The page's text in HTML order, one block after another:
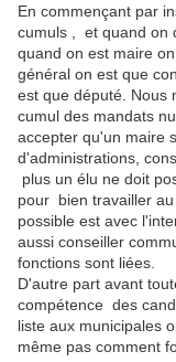
En commençant par
cumuls , et quand on
quand on est maire
général on est que
est que député. Nous
cumul des mandats
accepter qu'un maire
d'administrations,
plus un élu ne doit
pour bien travailler
possible est avec
aussi conseiller
fonctions sont liées.
D'autre part avant
compétence des
liste aux municipales
même pas comment